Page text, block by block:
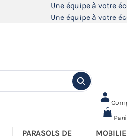
Une équipe à votre
Une équipe à votre
PARASOLS DE